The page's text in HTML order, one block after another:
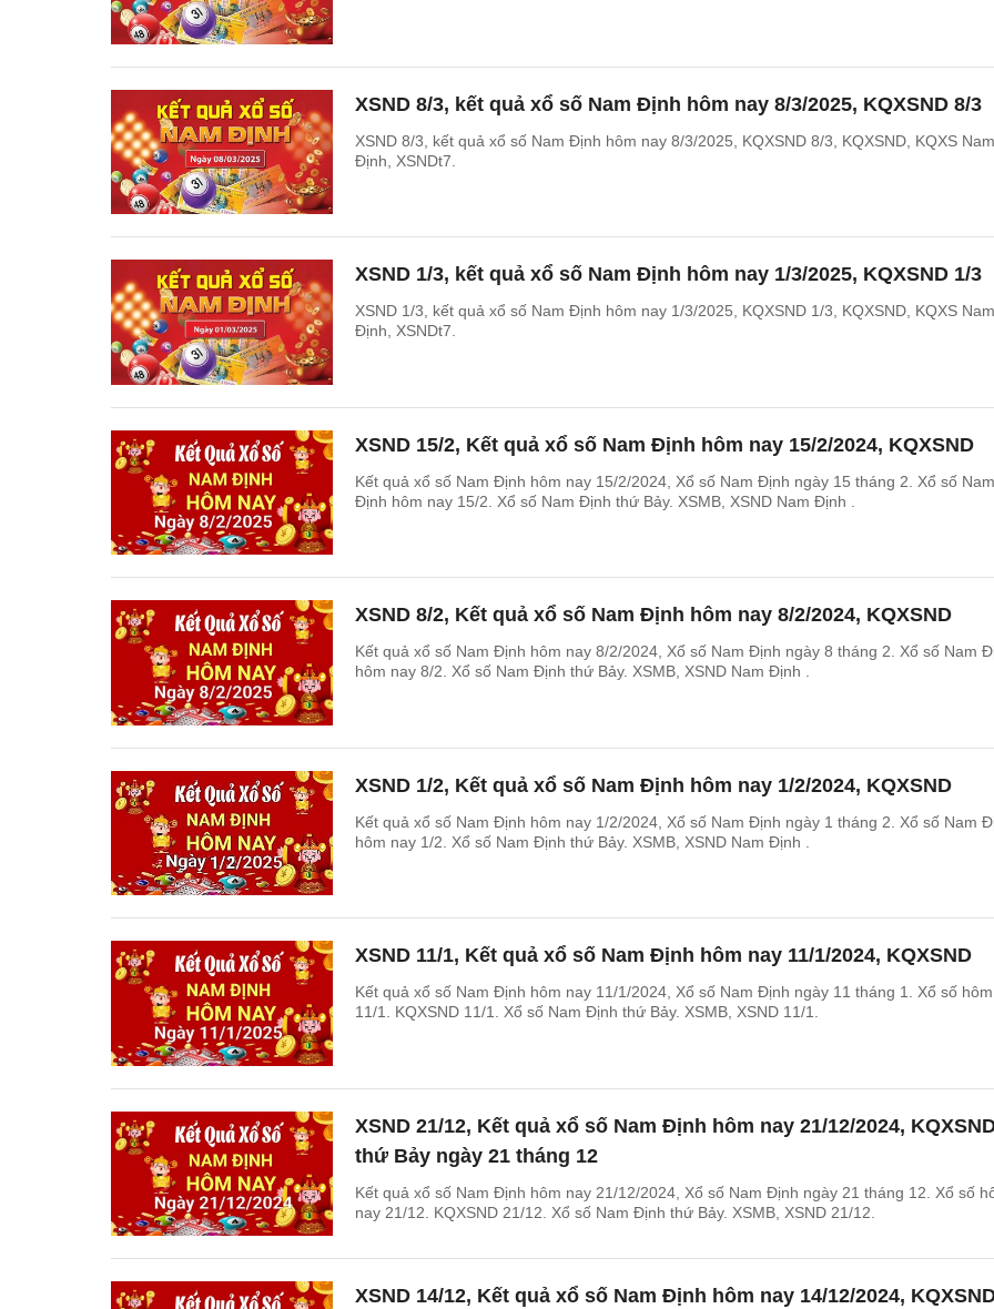
XSND 8/3, kết quả xổ số Nam Định hôm nay 8/3/2025, KQXSND 8/3
XSND 8/3, kết quả xổ số Nam Định hôm nay 8/3/2025, KQXSND 8/3, KQXSND, KQXS Nam
Định, XSNDt7.
XSND 1/3, kết quả xổ số Nam Định hôm nay 1/3/2025, KQXSND 1/3
XSND 1/3, kết quả xổ số Nam Định hôm nay 1/3/2025, KQXSND 1/3, KQXSND, KQXS Nam
Định, XSNDt7.
XSND 15/2, Kết quả xổ số Nam Định hôm nay 15/2/2024, KQXSND
Kết quả xổ số Nam Định hôm nay 15/2/2024, Xổ số Nam Định ngày 15 tháng 2. Xổ số Nam
Định hôm nay 15/2. Xổ số Nam Định thứ Bảy. XSMB, XSND Nam Định .
XSND 8/2, Kết quả xổ số Nam Định hôm nay 8/2/2024, KQXSND
Kết quả xổ số Nam Định hôm nay 8/2/2024, Xổ số Nam Định ngày 8 tháng 2. Xổ số Nam
hôm nay 8/2. Xổ số Nam Định thứ Bảy. XSMB, XSND Nam Định .
XSND 1/2, Kết quả xổ số Nam Định hôm nay 1/2/2024, KQXSND
Kết quả xổ số Nam Định hôm nay 1/2/2024, Xổ số Nam Định ngày 1 tháng 2. Xổ số Nam
hôm nay 1/2. Xổ số Nam Định thứ Bảy. XSMB, XSND Nam Định .
XSND 11/1, Kết quả xổ số Nam Định hôm nay 11/1/2024, KQXSND
Kết quả xổ số Nam Định hôm nay 11/1/2024, Xổ số Nam Định ngày 11 tháng 1. Xổ số
11/1. KQXSND 11/1. Xổ số Nam Định thứ Bảy. XSMB, XSND 11/1.
XSND 21/12, Kết quả xổ số Nam Định hôm nay 21/12/2024,
thứ Bảy ngày 21 tháng 12
Kết quả xổ số Nam Định hôm nay 21/12/2024, Xổ số Nam Định ngày 21 tháng 12. Xổ số
nay 21/12. KQXSND 21/12. Xổ số Nam Định thứ Bảy. XSMB, XSND 21/12.
XSND 14/12, Kết quả xổ số Nam Định hôm nay 14/12/2024,